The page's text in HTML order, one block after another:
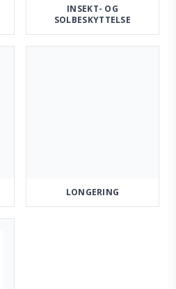
INSEKT- OG
SOLBESKYTTELSE
LONGERING